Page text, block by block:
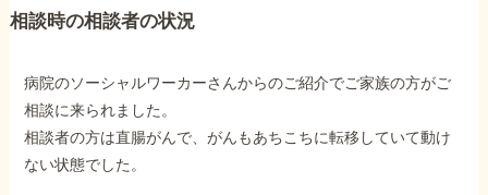
事務所について
相談時の相談者の状況
病院のソーシャルワーカーさんからのご紹介でご家族の方がご
相談に来られました。
相談者の方は直腸がんで、がんもあちこちに転移していて動け
ない状態でした。